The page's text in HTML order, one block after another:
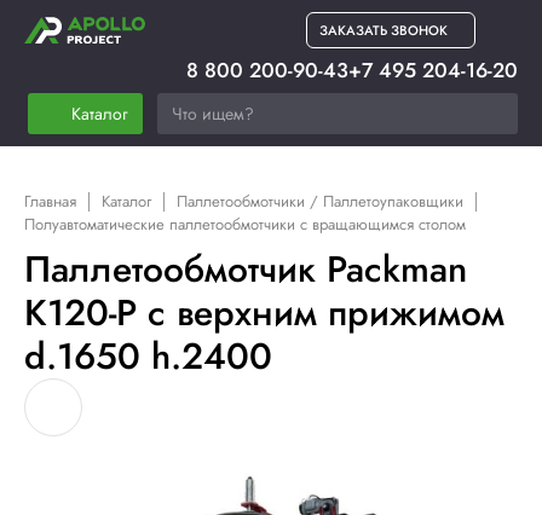
ЗАКАЗАТЬ ЗВОНОК
Каталог
8 800 200-90-43+7 495 204-16-20
Главная Каталог
Паллетообмотчики / Паллетоупаковщики
Полуавтоматические паллетообмотчики с вращающимся столом
Паллетообмотчик Packman
K120-P с верхним прижимом
d.1650 h.2400